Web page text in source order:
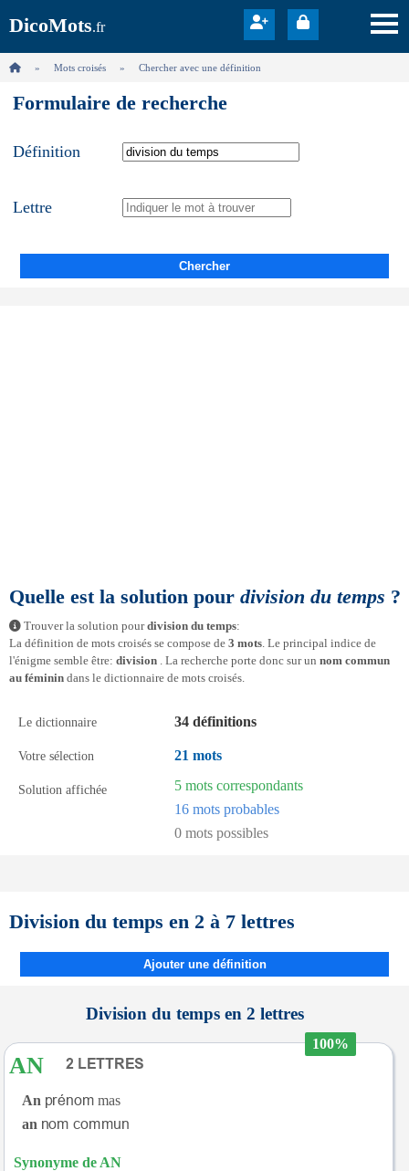
DicoMots.fr
Mots croisés Chercher avec une définition
Formulaire de recherche
Définition
Lettre
Chercher
Quelle est la solution pour division du temps ?
Trouver la solution pourdivision du temps:
La définition de mots croisés se compose de 3 mots. Le principal indice de
l'énigme semble être: division . La recherche porte donc sur un nom commun
au féminin dans le dictionnaire de mots croisés.
Le dictionnaire 34 définitions
Votre sélection 21 mots
Solution affichée
5 mots correspondants
16 mots probables
0 mots possibles
Division du temps en 2 à 7 lettres
Ajouter une définition
Division du temps en 2 lettres
100%
AN
An
mas
an
Synonyme de AN